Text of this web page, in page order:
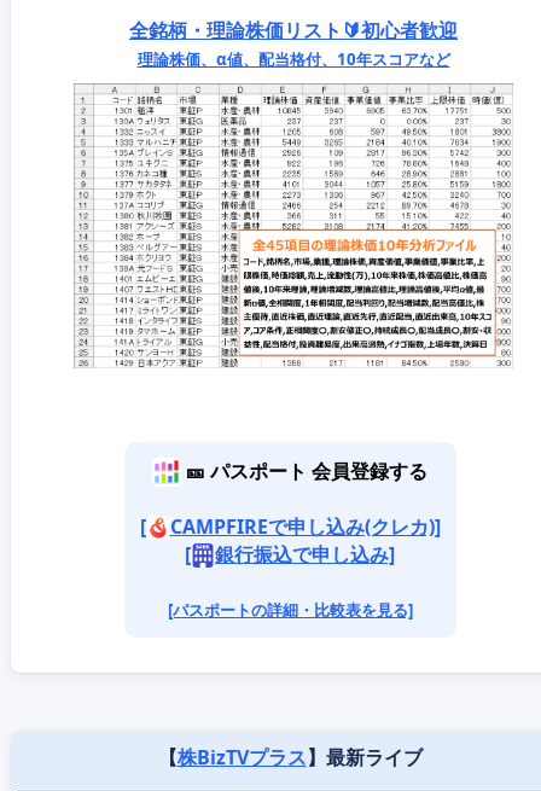
全銘柄・理論株価リスト🔰初心者歓迎
理論株価、α値、配当格付、10年スコアなど
🎫 パスポート 会員登録する
[
CAMPFIREで申し込み(クレカ)]
[
銀行振込で申し込み]
[パスポートの詳細・比較表を見る]
【株BizTVプラス】最新ライブ